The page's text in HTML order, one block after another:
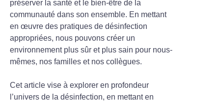
préserver la santé et le bien-être de la
communauté dans son ensemble. En mettant
en œuvre des pratiques de désinfection
appropriées, nous pouvons créer un
environnement plus sûr et plus sain pour nous-
mêmes, nos familles et nos collègues.
Cet article vise à explorer en profondeur
l’univers de la désinfection, en mettant en